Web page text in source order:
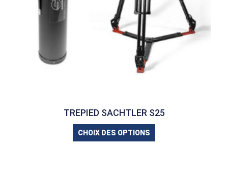
TREPIED SACHTLER S25
CHOIX DES OPTIONS